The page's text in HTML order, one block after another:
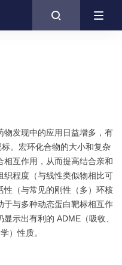

物发现中的应用日益增多，有
。宏环化合物的大小和复杂
互作用，从而提高结合亲和
织程度（与线性类似物相比可
性（与常见的刚性（多）环核
于与多种动态蛋白靶标相互作
示出有利的 ADME（吸收、
）性质。